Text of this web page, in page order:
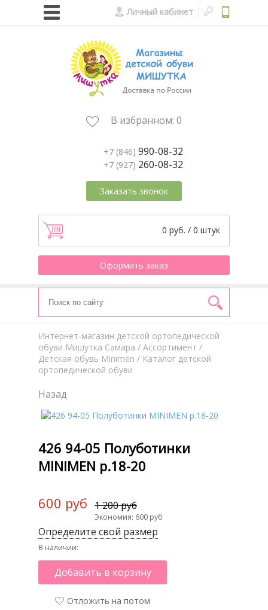
Личный кабинет
В избранном: 0
+7 (846) 990-08-32
+7 (927) 260-08-32
Заказать звонок
0 руб. / 0 штук
Оформить заказ
Интернет-магазин детской ортопедической
обуви Мишутка Самара / Aссортимент /
Детская обувь Minimen / Каталог детской
ортопедической обуви
Назад
426 94-05 Полуботинки
MINIMEN р.18-20
600 руб 1 200 руб
Экономия: 600 руб
Определите свой размер
В наличии:
Добавить в корзину
Отложить на потом